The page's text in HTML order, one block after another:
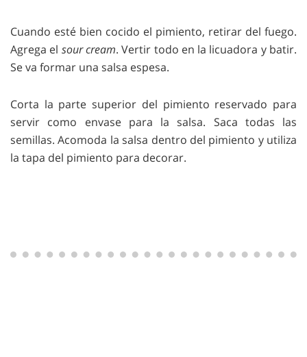
Cuando esté bien cocido el pimiento, retirar del fuego.
Agrega el sour cream. Vertir todo en la licuadora y batir.
Se va formar una salsa espesa.
Corta la parte superior del pimiento reservado para
servir como envase para la salsa. Saca todas las
semillas. Acomoda la salsa dentro del pimiento y utiliza
la tapa del pimiento para decorar.